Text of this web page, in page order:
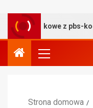
z pbs-kochel.pl
Strona domowa